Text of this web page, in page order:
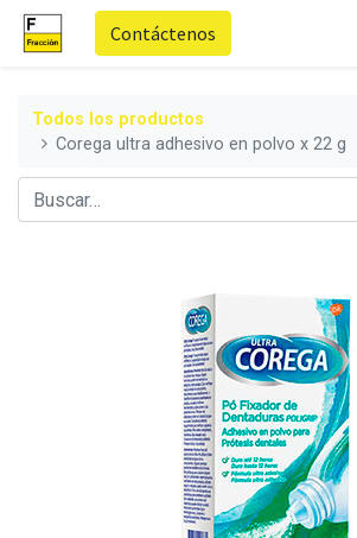
Contáctenos
Todos los productos
Corega ultra adhesivo en polvo x 22 g